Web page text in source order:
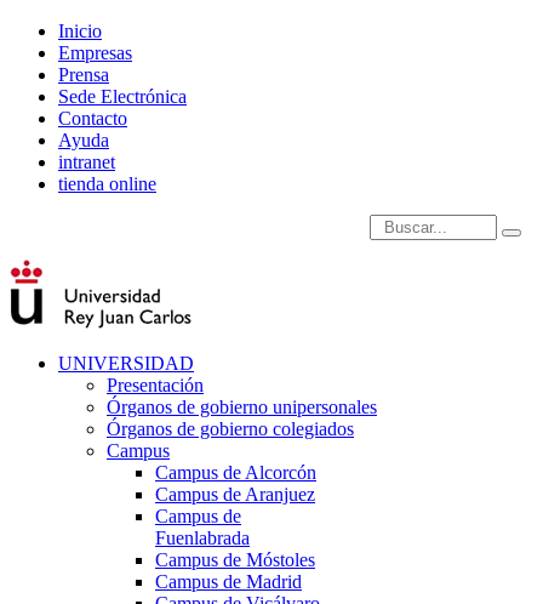
Inicio
Empresas
Prensa
Sede Electrónica
Contacto
Ayuda
intranet
tienda online
Introduce términos de
UNIVERSIDAD
Presentación
Órganos de gobierno unipersonales
Órganos de gobierno colegiados
Campus
Campus de Alcorcón
Campus de Aranjuez
Campus de
Fuenlabrada
Campus de Móstoles
Campus de Madrid